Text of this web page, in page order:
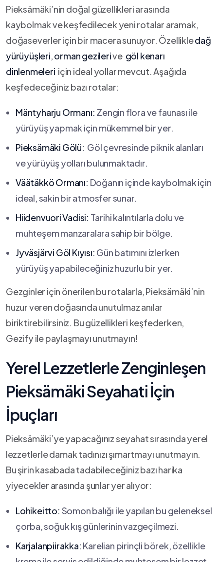
Pieksämäki’nin doğal güzellikleri arasında
kaybolmak⁣ ve keşfedilecek yeni⁤ rotalar aramak,⁢
doğaseverler‍ için bir macera sunuyor. Özellikle⁣dağ
yürüyüşleri,orman gezilerive ‌ göl kenarı
dinlenmeleri ⁤ için ⁢ideal yollar ​mevcut. ⁤Aşağıda
keşfedeceğiniz ‌bazı rotalar:
Mäntyharju Ormanı: Zengin flora ​ve​ faunası ⁢ile
yürüyüş yapmak⁣ için mükemmel bir yer.
Pieksämäki Gölü: ⁢ Göl ⁤çevresinde ‌piknik alanları
ve yürüyüş yolları bulunmaktadır.
Väätäkkö Ormanı: ‌Doğanın içinde kaybolmak ⁤için
ideal, ​sakin bir ⁣atmosfer sunar.
Hiidenvuori ⁤Vadisi: ⁢Tarihi kalıntılarla dolu ve
muhteşem manzaralara sahip bir bölge.
Jyväsjärvi Göl‌ Kıyısı: Gün ⁣batımını‍ izlerken
yürüyüş yapabileceğiniz huzurlu bir yer.
Gezginler için önerilen bu ⁣rotalarla, Pieksämäki’nin
huzur veren ⁤doğasında unutulmaz anılar
biriktirebilirsiniz. Bu‍ güzellikleri keşfederken,
Gezify ile paylaşmayı ⁤unutmayın!
Yerel Lezzetlerle Zenginleşen
‌Pieksämäki Seyahati İçin
İpuçları
Pieksämäki’ye yapacağınız seyahat sırasında yerel
⁢lezzetlerle damak tadınızı‍ şımartmayı unutmayın.
Bu şirin kasabada tadabileceğiniz bazı harika
yiyecekler⁢ arasında şunlar yer ⁤alıyor:
Lohikeitto: ​Somon ⁤balığı ile yapılan bu⁣ geleneksel
çorba,⁤ soğuk‌ kış ‍günlerinin vazgeçilmezi.
Karjalanpiirakka: Karelian pirinçli börek, özellikle